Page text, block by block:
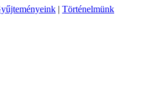
| Történelmünk